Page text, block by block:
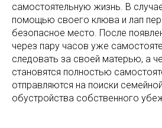
самостоятельную жизнь. В
помощью своего клюва и лап
безопасное место. После
через пару часов уже
следовать за своей матерью, а
становятся полностью
отправляются на поиски
обустройства собственного